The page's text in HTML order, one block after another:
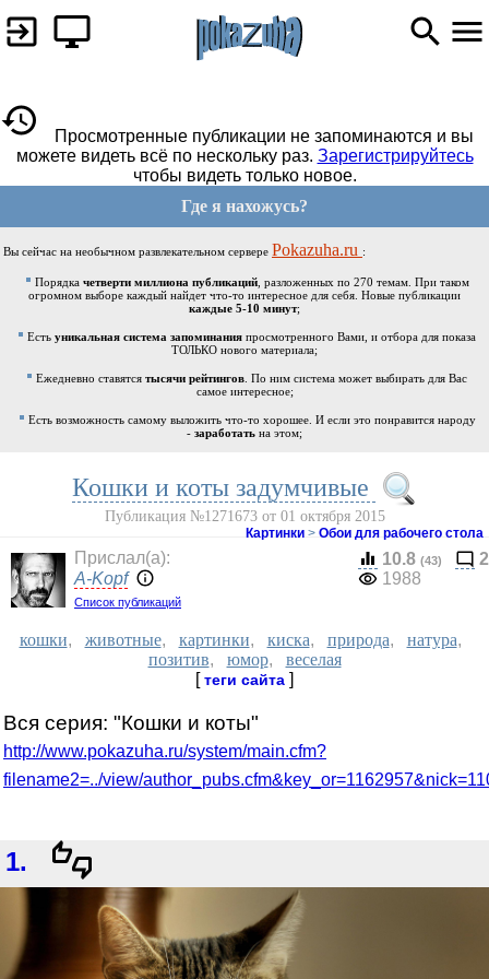
Просмотренные публикации не запоминаются и вы
можете видеть всё по нескольку раз. Зарегистрируйтесь
чтобы видеть только новое.
Где я нахожусь?
Вы сейчас на необычном развлекательном сервере Pokazuha.ru :
Порядка четверти миллиона публикаций, разложенных по 270 темам. При таком
огромном выборе каждый найдет что-то интересное для себя. Новые публикации
каждые 5-10 минут;
Есть уникальная система запоминания просмотренного Вами, и отбора для показа
ТОЛЬКО нового материала;
Ежедневно ставятся тысячи рейтингов . По ним система может выбирать для Вас
самое интересное;
Есть возможность самому выложить что-то хорошее. И если это понравится народу
- заработать на этом;
Кошки и коты задумчивые
Публикация №1271673 от 01 октября 2015
Картинки > Обои для рабочего стола
Прислал(a):
A-Kopf
Список публикаций
10.8 (43)
2
1988
кошки, животные, картинки, киска, природа, натура,
позитив, юмор, веселая
[теги сайта ]
Вся серия: "Кошки и коты"
http://www.pokazuha.ru/system/main.cfm?
filename2=../view/
1.